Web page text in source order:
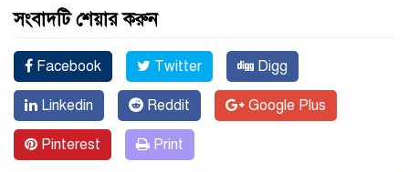
সংবাদটি শেয়ার করুন
Facebook Twitter Digg
Linkedin Reddit Google Plus
Pinterest Print